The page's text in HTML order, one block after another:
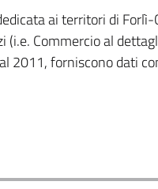
ai territori di Forlì-
Commercio al
2011, forniscono dati